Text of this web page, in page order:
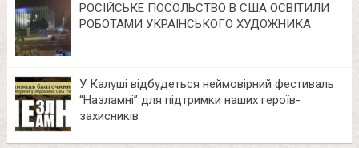
РОСІЙСЬКЕ ПОСОЛЬСТВО В США ОСВІТИЛИ
РОБОТАМИ УКРАЇНСЬКОГО ХУДОЖНИКА
У Калуші відбудеться неймовірний фестиваль
“Назламні” для підтримки наших героїв-
захисників